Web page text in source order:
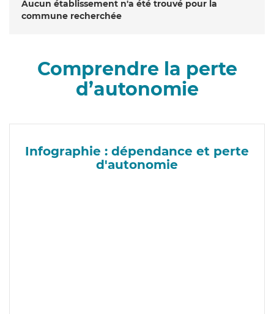
Aucun établissement n'a été trouvé pour la
commune recherchée
Comprendre la perte
d’autonomie
Infographie : dépendance et perte
d'autonomie